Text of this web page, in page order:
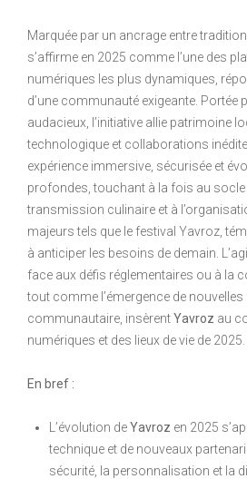
Marquée par un ancrage entre
s’affirme en 2025 comme l’une des
numériques les plus dynamiques,
d’une communauté exigeante. Portée
audacieux, l’initiative allie patrimoine
technologique et collaborations
expérience immersive, sécurisée et
profondes, touchant à la fois au socle
transmission culinaire et à
majeurs tels que le festival Yavroz,
à anticiper les besoins de demain.
face aux défis réglementaires ou à la
tout comme l’émergence de
communautaire, insèrentYavroz au
numériques et des lieux de vie de 2025.
En bref :
L’évolution deYavroz en 2025
technique et de nouveaux
sécurité, la personnalisation et la